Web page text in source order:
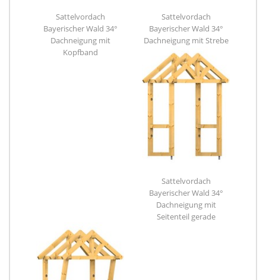
Sattelvordach
Bayerischer Wald 34°
Dachneigung mit
Kopfband
Sattelvordach
Bayerischer Wald 34°
Dachneigung mit Strebe
Sattelvordach
Bayerischer Wald 34°
Dachneigung mit
Seitenteil gerade